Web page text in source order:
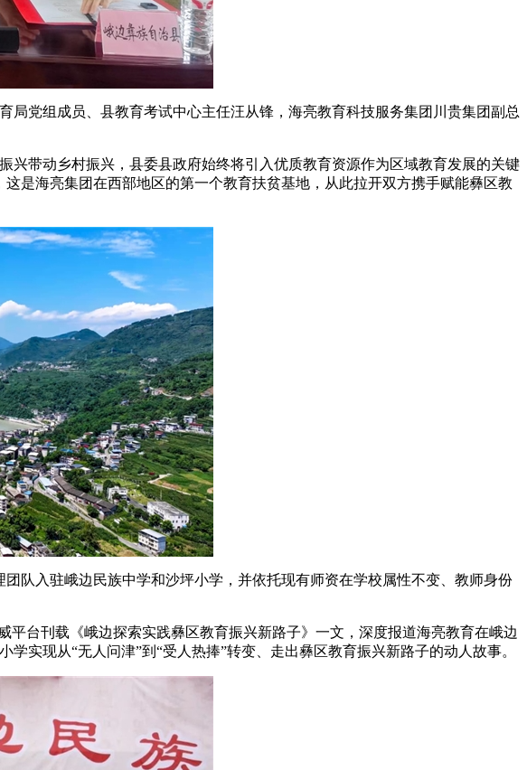
党组成员、县教育考试中心主任汪从锋，海亮教育科技服务集团川贵集团副总
带动乡村振兴，县委县政府始终将引入优质教育资源作为区域教育发展的关键
是海亮集团在西部地区的第一个教育扶贫基地，从此拉开双方携手赋能彝区教
队入驻峨边民族中学和沙坪小学，并依托现有师资在学校属性不变、教师身份
台刊载《峨边探索实践彝区教育振兴新路子》一文，深度报道海亮教育在峨边
实现从“无人问津”到“受人热捧”转变、走出彝区教育振兴新路子的动人故事。